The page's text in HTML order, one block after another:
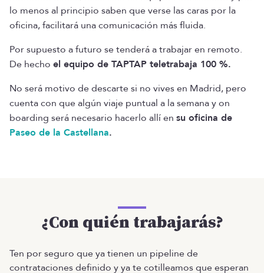
lo menos al principio saben que verse las caras por la
oficina, facilitará una comunicación más fluida.
Por supuesto a futuro se tenderá a trabajar en remoto.
De hecho el equipo de TAPTAP teletrabaja 100 %.
No será motivo de descarte si no vives en Madrid, pero
cuenta con que algún viaje puntual a la semana y on
boarding será necesario hacerlo allí en su oficina de
Paseo de la Castellana.
¿Con quién trabajarás?
Ten por seguro que ya tienen un pipeline de
contrataciones definido y ya te cotilleamos que esperan